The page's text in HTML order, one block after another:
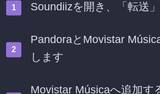
Soundiizを開き、「転送
PandoraとMovistar
します
Movistar Músicaへ追加す